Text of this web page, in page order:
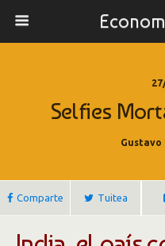
Selfies
Gustavo
Comparte Tuitea